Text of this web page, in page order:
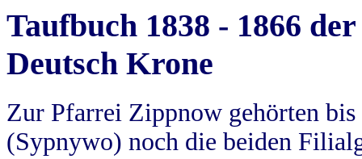
Taufbuch 1838 - 1866
Deutsch Krone
Zur Pfarrei Zippnow gehörten
(Sypnywo) noch die beiden